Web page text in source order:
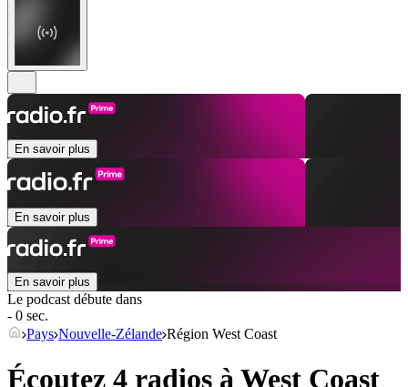
En savoir plus
En savoir plus
En savoir plus
Le podcast débute dans
- 0 sec.
Pays Nouvelle-Zélande Région West Coast
Écoutez 4 radios à West Coast